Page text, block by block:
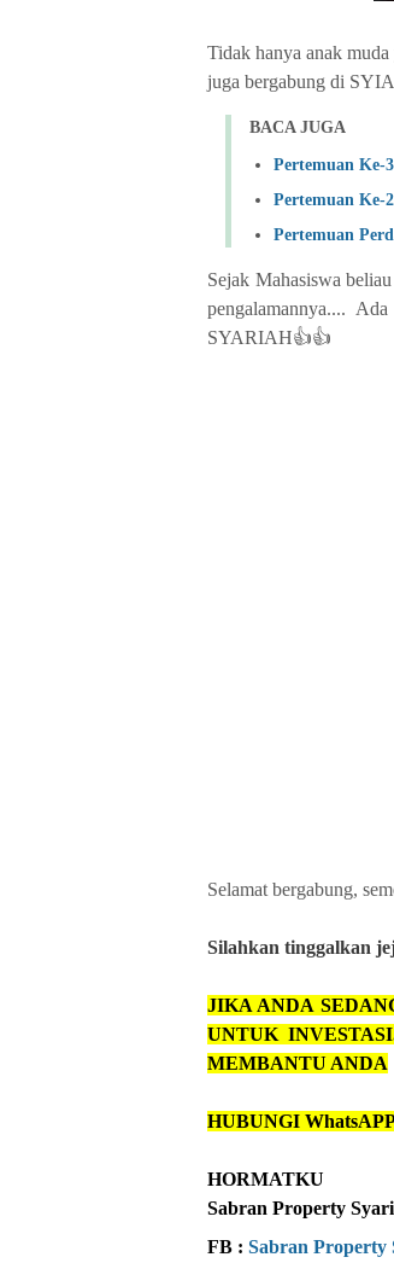
Tidak hanya anak
juga bergabung di
BACA JUGA
Pertemuan Ke-
Pertemuan Ke-
Pertemuan
Sejak Mahasiswa
pengalamannya....
SYARIAH👍👍
Selamat bergabung,
Silahkan tinggalkan
JIKA ANDA
UNTUK
MEMBANTU ANDA
HUBUNGI
HORMATKU
Sabran Property
FB : Sabran Property